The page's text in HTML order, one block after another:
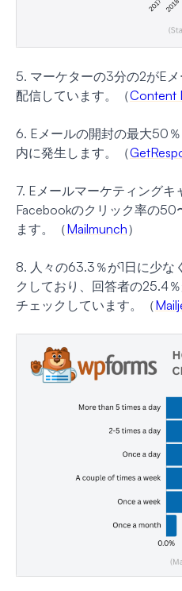
5. マーケターの3分の2がE
配信しています。（Content
6. Eメールの開封の最大50
内に発生します。（
7. Eメールマーケティング
Facebookのクリック率の50
ます。（Mailmunch）
8. 人々の63.3％が1日に少な
クしており、回答者の25.4
チェックしています。（